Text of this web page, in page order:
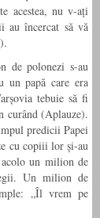
acestea, nu v-ați
au încercat să vă
de polonezi s-au
papă care era
tebuie să fi
curând (Aplauze).
predicii Papei
cu copiii lor și-au
un milion de
Un milion de
„Îl vrem pe